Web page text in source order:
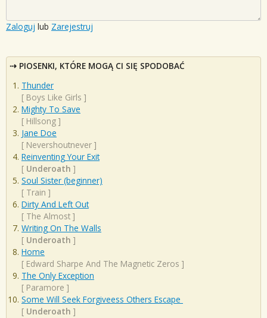
Zaloguj lub Zarejestruj
PIOSENKI, KTÓRE MOGĄ CI SIĘ SPODOBAĆ
Thunder
[ Boys Like Girls ]
Mighty To Save
[ Hillsong ]
Jane Doe
[ Nevershoutnever ]
Reinventing Your Exit
[ Underoath ]
Soul Sister (beginner)
[ Train ]
Dirty And Left Out
[ The Almost ]
Writing On The Walls
[ Underoath ]
Home
[ Edward Sharpe And The Magnetic Zeros ]
The Only Exception
[ Paramore ]
Some Will Seek Forgiveess Others Escape
[ Underoath ]